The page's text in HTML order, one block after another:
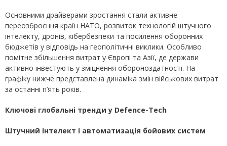
Основними драйверами зростання стали активне
переозброєння країн НАТО, розвиток технологій штучного
інтелекту, дронів, кібербезпеки та посилення оборонних
бюджетів у відповідь на геополітичні виклики. Особливо
помітне збільшення витрат у Європі та Азії, де держави
активно інвестують у зміцнення обороноздатності. На
графіку нижче представлена динаміка змін військових витрат
за останні п’ять років.
Ключові глобальні тренди у Defence-Tech
Штучний інтелект і автоматизація бойових систем